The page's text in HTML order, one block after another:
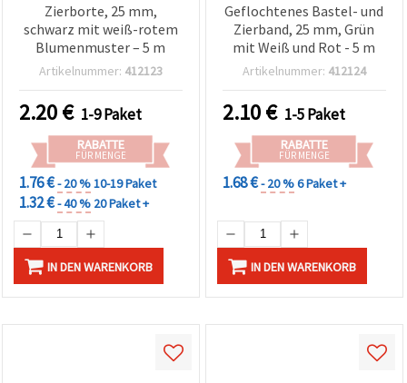
Zierborte, 25 mm,
schwarz mit weiß-rotem
Blumenmuster – 5 m
Artikelnummer: 412123
2.20€ 1-9 Paket
RABATTE
FÜR MENGE
1.76 €- 20 %10-19 Paket
1.32 €- 40 % 20 Paket +
IN DEN WARENKORB
Geflochtenes Bastel- und
Zierband, 25 mm, Grün
mit Weiß und Rot - 5 m
Artikelnummer: 412124
2.10€ 1-5 Paket
RABATTE
FÜR MENGE
1.68 €- 20 %6 Paket +
IN DEN WARENKORB